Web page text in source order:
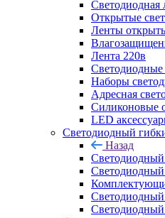
Светодиодная
Открытые
Ленты
Лента 220в
Наборы
Адресная
Силиконовые
LED
Светодиодный
Назад
Светодиодный
Светодиодный
Светодиодный